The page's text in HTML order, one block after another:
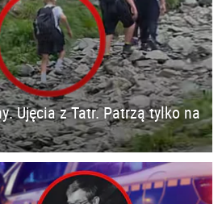
Ujęcia z Tatr. Patrzą tylko na